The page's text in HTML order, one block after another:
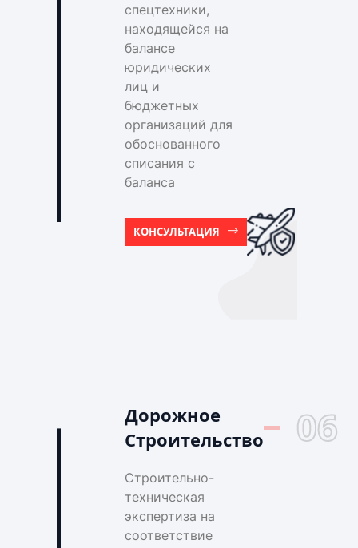
спецтехники,
находящейся на
балансе
юридических
лиц и
бюджетных
организаций для
обоснованного
списания с
баланса
КОНСУЛЬТАЦИЯ
Дорожное
Строительство
06
Строительно-
техническая
экспертиза на
соответствие